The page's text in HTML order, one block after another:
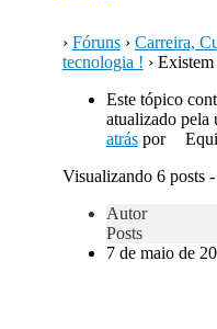
› Fóruns › Carreira,
tecnologia ! › Existem
Este tópico
atualizado pela
atráspor
Visualizando 6 posts
Autor
Posts
7 de maio de